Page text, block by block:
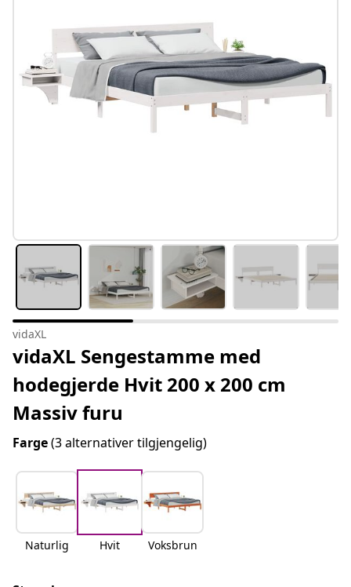
vidaXL
vidaXL Sengestamme med
hodegjerde Hvit 200 x 200 cm
Massiv furu
Farge(3 alternativer tilgjengelig)
Naturlig Hvit Voksbrun